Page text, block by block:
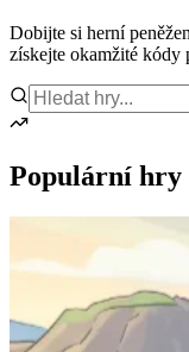
Dobijte si herní
získejte okamžité kódy
Populární hry